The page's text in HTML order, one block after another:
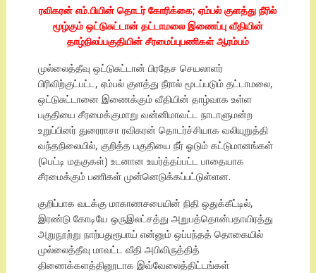
ரவிகரன் எம்.பியின் தொடர் கோரிக்கை; ஏம்பல் குளத்து நீரில்
மூழ்கும் ஒட்டுசுட்டான் தட்டாமலை இணைப்பு வீதியின்
தாழ்நிலப்பகுதியின் சீரமைப்புபணிகள் ஆரம்பம்
முல்லைத்தீவு ஒட்டுசுட்டான் பிரதேச செயலாளர்
பிரிவிற்குட்பட்ட, ஏம்பல் குளத்து நீரால் மூடப்படும் தட்டாமலை,
ஒட்டுசுட்டானை இணைக்கும் வீதியின் தாழ்வாக உள்ள
பகுதியை சீரமைக்குமாறு வன்னிமாவட்ட நாடாளுமன்ற
உறுப்பினர் துரைராசா ரவிகரன் தொடர்ச்சியாக வலியுறுத்தி
வந்தநிலையில், குறித்த பகுதியை நீர் ஓடும் கட்டுமானங்கள்
(பெட்டி மதகுகள்) உடனான உயர்த்தப்பட்ட பாதையாக
சீரமைக்கும் பணிகள் முன்னெடுக்கப்பட்டுள்ளன.
குறிப்பாக வடக்கு மாகாணசபையின் நிதி ஒதுக்கீட்டில்,
இரண்டு கோடியே ஒருஇலட்சத்து அறுபத்தொன்பதாயிரத்து
அறுநூற்று நாற்பதுரூபாய் என்னும் ஒப்பந்தத் தொகையில்
முல்லைத்தீவு மாவட்ட வீதி அபிவிருத்தித்
திணைக்களத்தினூடாக இவ்வேலைத்திட்டங்கள்